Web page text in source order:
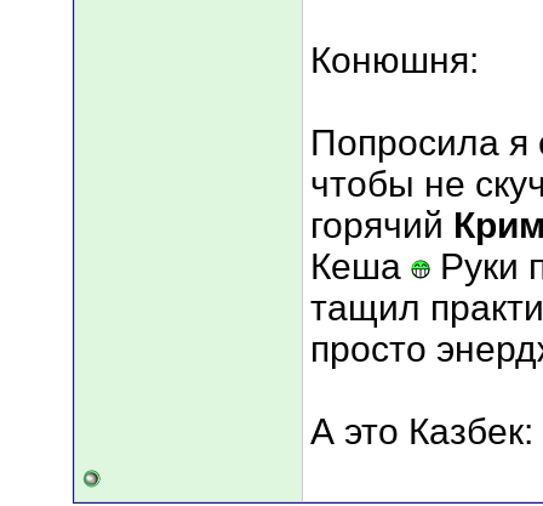
Конюшня:
Попросила я
чтобы не
горячий
Кеша
Руки
тащил
просто
А это Казбек: